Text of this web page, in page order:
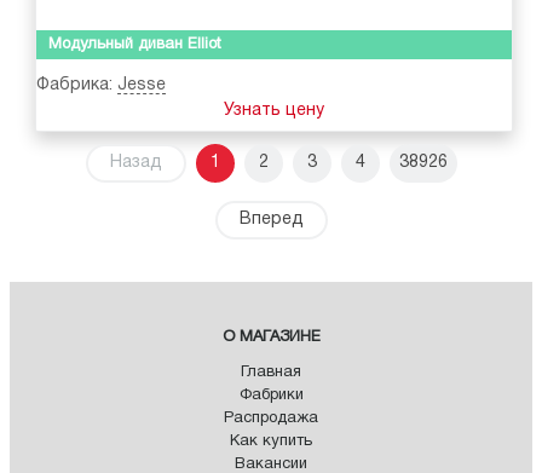
Модульный диван Elliot
Фабрика: Jesse
Узнать цену
Назад 1 2 3 4 38926
Вперед
О МАГАЗИНЕ
Главная
Фабрики
Распродажа
Как купить
Вакансии